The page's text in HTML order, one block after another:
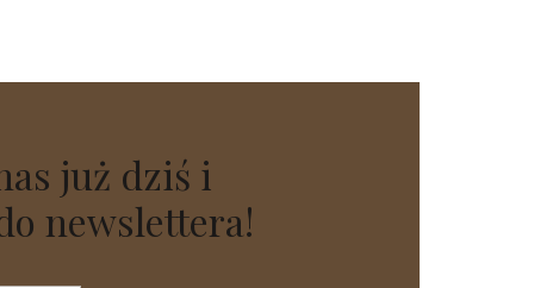
już dziś i
newslettera!